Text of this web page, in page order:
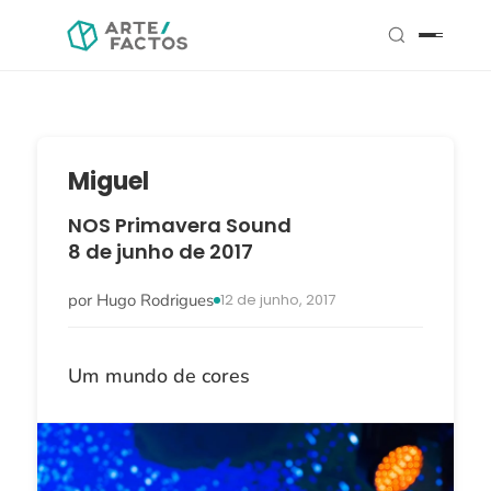
Miguel
NOS Primavera Sound
8 de junho de 2017
por Hugo Rodrigues 12 de junho, 2017
Um mundo de cores